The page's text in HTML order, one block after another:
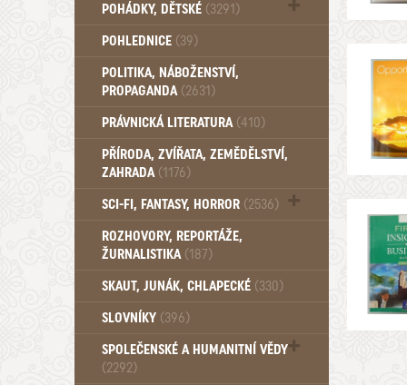
POHÁDKY, DĚTSKÉ (3291)
Pro děti a mládež (2887)
Pohádky, Dětské - Od roku 1949 (257)
POHLEDNICE (39)
POLITIKA, NÁBOŽENSTVÍ,
PROPAGANDA (2631)
PRÁVNICKÁ LITERATURA (410)
PŘÍRODA, ZVÍŘATA, ZEMĚDĚLSTVÍ,
ZAHRADA (1176)
SCI-FI, FANTASY, HORROR (2536)
UFO (14)
ROZHOVORY, REPORTÁŽE,
ŽURNALISTIKA (187)
SKAUT, JUNÁK, CHLAPECKÉ (330)
SLOVNÍKY (396)
SPOLEČENSKÉ A HUMANITNÍ VĚDY
(2292)